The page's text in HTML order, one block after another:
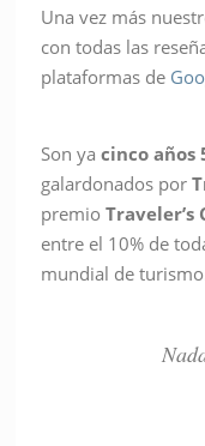
Una vez más
con todas las
plataformas de
Son ya cinco años
galardonados por
premioTraveler’s
entre el 10% de
mundial de